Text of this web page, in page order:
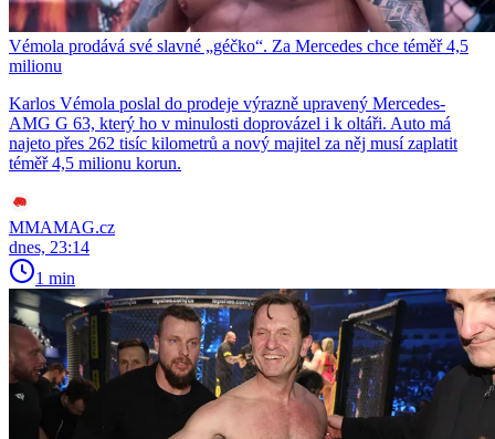
Vémola prodává své slavné „géčko“. Za Mercedes chce téměř 4,5
milionu
Karlos Vémola poslal do prodeje výrazně upravený Mercedes-
AMG G 63, který ho v minulosti doprovázel i k oltáři. Auto má
najeto přes 262 tisíc kilometrů a nový majitel za něj musí zaplatit
téměř 4,5 milionu korun.
MMAMAG.cz
dnes, 23:14
1 min